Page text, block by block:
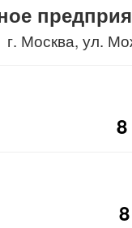
г. Москва, ул.